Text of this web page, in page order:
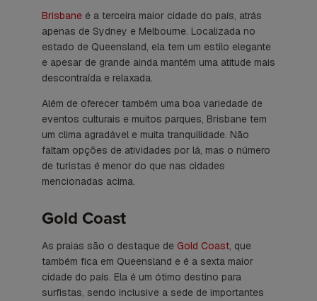
Brisbane é a terceira maior cidade do país, atrás
apenas de Sydney e Melbourne. Localizada no
estado de Queensland, ela tem um estilo elegante
e apesar de grande ainda mantém uma atitude mais
descontraída e relaxada.
Além de oferecer também uma boa variedade de
eventos culturais e muitos parques, Brisbane tem
um clima agradável e muita tranquilidade. Não
faltam opções de atividades por lá, mas o número
de turistas é menor do que nas cidades
mencionadas acima.
Gold Coast
As praias são o destaque de Gold Coast, que
também fica em Queensland e é a sexta maior
cidade do país. Ela é um ótimo destino para
surfistas, sendo inclusive a sede de importantes